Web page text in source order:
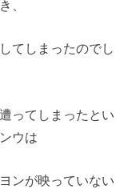
、
てしまったのでし
ってしまったとい
ウは
ンが映っていない